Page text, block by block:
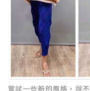
嘗試一些新的風格，說